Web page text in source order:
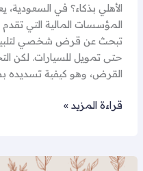
الأهلي بذكاء؟ في السعودية،
المؤسسات المالية التي
تبحث عن قرض شخصي لتلبية
حتى تمويل للسيارات. لكن
القرض، وهو كيفية تسديده
قراءة المزيد »
تسديد